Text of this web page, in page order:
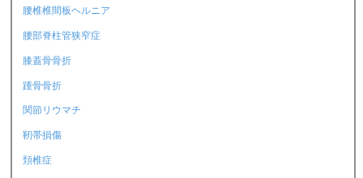
腰椎椎間板ヘルニア
腰部脊柱管狭窄症
膝蓋骨骨折
踵骨骨折
関節リウマチ
靭帯損傷
頚椎症